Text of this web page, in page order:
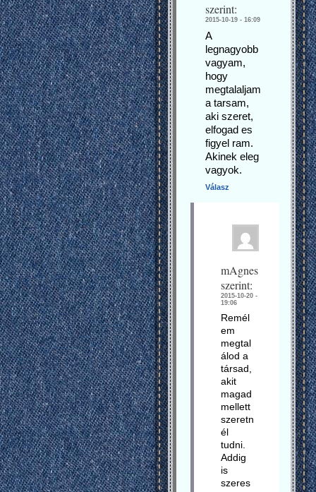
szerint:
2015-10-19 - 16:09
A
legnagyobb
vagyam,
hogy
megtalaljam
a tarsam,
aki szeret,
elfogad es
figyel ram.
Akinek eleg
vagyok.
Válasz
mAgnes
szerint:
2015-10-20 -
19:06
Remél
em
megtal
álod a
társad,
akit
magad
mellett
szeretn
él
tudni.
Addig
is
szeres